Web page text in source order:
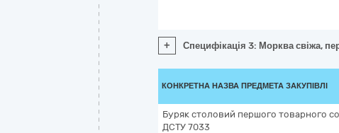
+ Специфікація 3: Морква свіжа,
КОНКРЕТНА НАЗВА ПРЕДМЕТА ЗАКУПІВЛІ
Буряк столовий першого товарного
ДСТУ 7033